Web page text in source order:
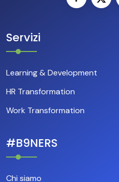
Servizi
Learning & Development
HR Transformation
Work Transformation
#B9NERS
Chi siamo